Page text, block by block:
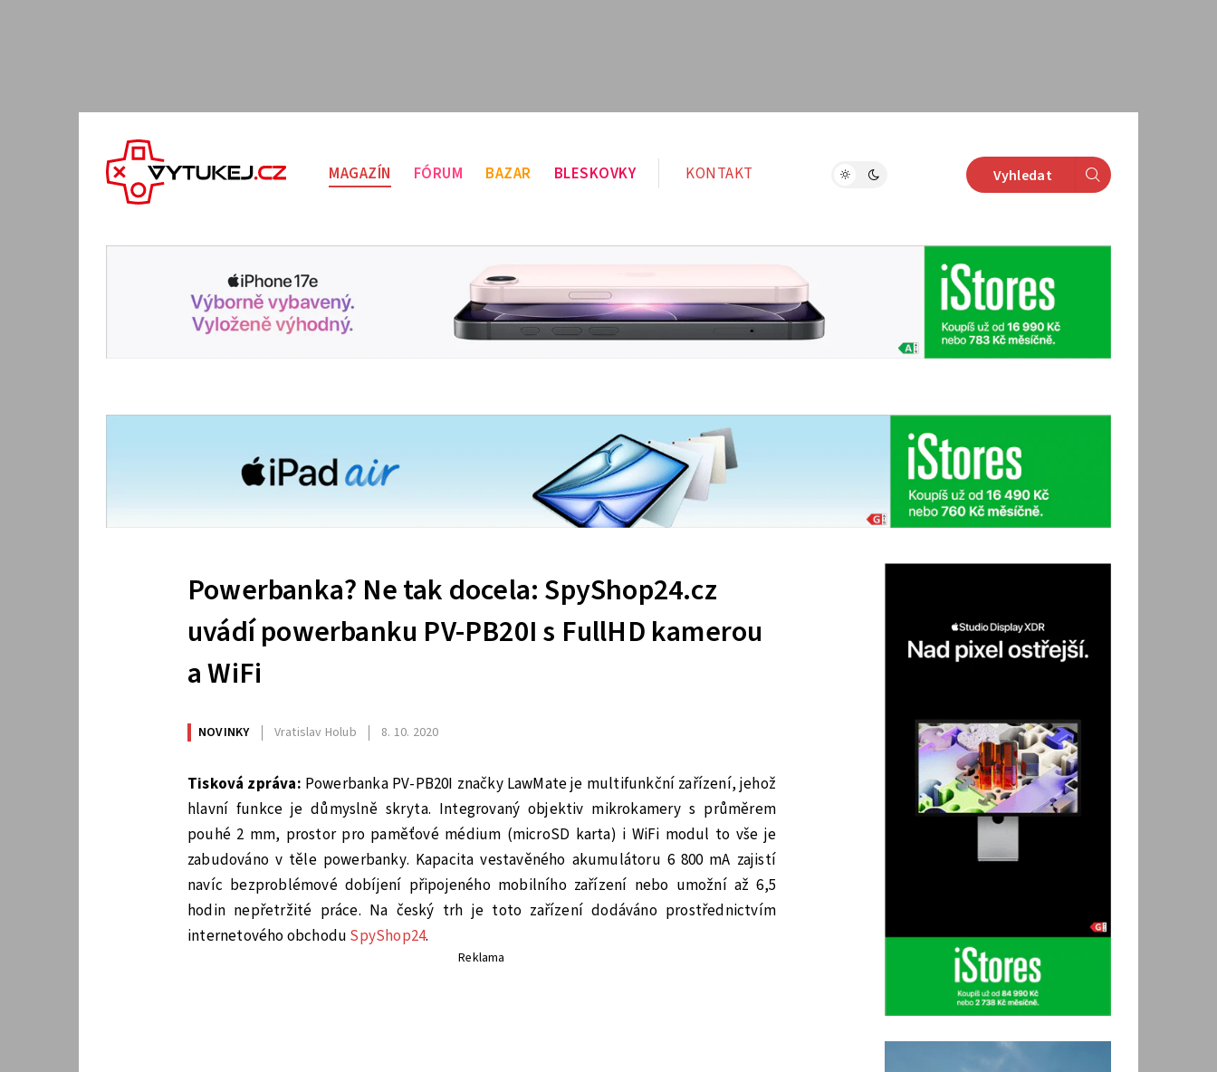
MAGAZÍN FÓRUM BAZAR BLESKOVKY KONTAKT Vyhledat
Powerbanka? Ne tak docela: SpyShop24.cz
uvádí powerbanku PV-PB20I s FullHD kamerou
a WiFi
NOVINKY Vratislav Holub 8. 10. 2020
Tisková zpráva: Powerbanka PV-PB20I značky LawMate je multifunkční zařízení, jehož
hlavní funkce je důmyslně skryta. Integrovaný objektiv mikrokamery s průměrem
pouhé 2 mm, prostor pro paměťové médium (microSD karta) i WiFi modul to vše je
zabudováno v těle powerbanky. Kapacita vestavěného akumulátoru 6 800 mA zajistí
navíc bezproblémové dobíjení připojeného mobilního zařízení nebo umožní až 6,5
hodin nepřetržité práce. Na český trh je toto zařízení dodáváno prostřednictvím
internetového obchodu SpyShop24.
Reklama